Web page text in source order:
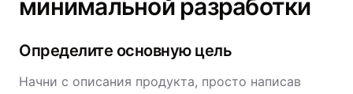
минимальной разработки
Определите основную цель
Начни с описания продукта, просто написав